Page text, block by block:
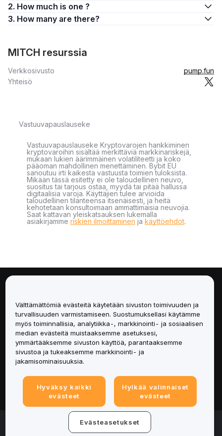
2. How much is one ?
3. How many are there?
MITCH resurssia
Verkkosivusto
pump.fun
Yhteisö
Vastuuvapauslauseke
Vastuuvapauslauseke Kryptovarojen hankkiminen
kryptovaroihin sisältää merkittäviä markkinariskejä,
mukaan lukien äärimmäinen volatiliteetti ja koko
pääoman mahdollinen menettäminen. Bybit EU
sanoutuu irti kaikesta vastuusta toimien tuloksista.
Mikään tässä esitetty ei ole taloudellinen neuvo,
suositus tai tarjous ostaa, myydä tai pitää hallussa
digitaalisia varoja. Käyttäjien tulee arvioida
taloudellinen tilanteensa itsenäisesti, ja heitä
kehotetaan konsultoimaan ammattimaisia neuvojia.
Saat kattavan yleiskatsauksen lukemalla
asiakirjamme riskien ilmoittaminen ja käyttöehdot.
Palvelut
Tuki
Tuotteet
Lakiasiat
© 2025-2026 Bybit.eu. Kaikki oikeudet pidätetään.
Välttämättömiä evästeitä käytetään sivuston toimivuuden ja
turvallisuuden varmistamiseen. Suostumuksellasi käytämme
myös toiminnallisia, analytiikka-, markkinointi- ja sosiaalisen
median evästeitä muistaaksemme asetuksesi,
ymmärtääksemme sivuston käyttöä, parantaaksemme
sivustoa ja tukeaksemme markkinointi- ja
jakamisominaisuuksia.
Hyväksy kaikki
evästeet
Hylkää valinnaiset
evästeet
Evästeasetukset